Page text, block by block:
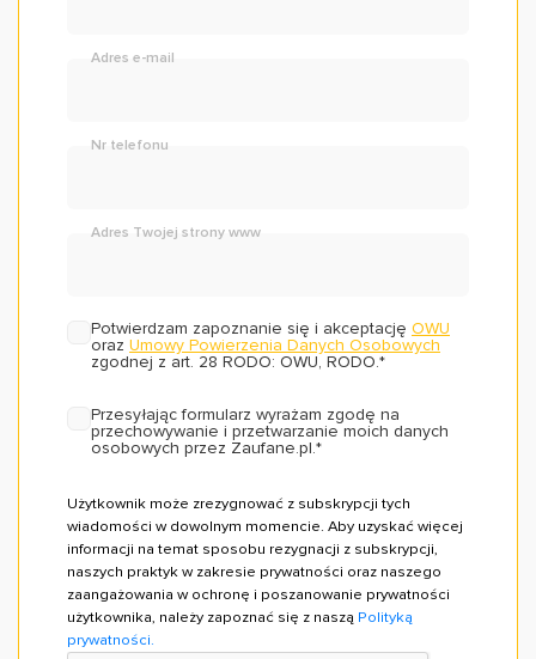
Adres e-mail
Nr telefonu
Adres Twojej strony www
Potwierdzam zapoznanie się i akceptację OWU
oraz Umowy Powierzenia Danych Osobowych
zgodnej z art. 28 RODO: OWU, RODO.*
Przesyłając formularz wyrażam zgodę na
przechowywanie i przetwarzanie moich danych
osobowych przez Zaufane.pl.*
Użytkownik może zrezygnować z subskrypcji tych
wiadomości w dowolnym momencie. Aby uzyskać więcej
informacji na temat sposobu rezygnacji z subskrypcji,
naszych praktyk w zakresie prywatności oraz naszego
zaangażowania w ochronę i poszanowanie prywatności
użytkownika, należy zapoznać się z naszą Polityką
prywatności.